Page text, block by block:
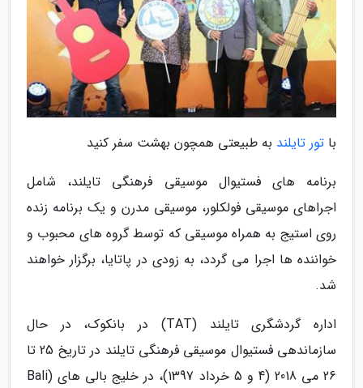
با تور تایلند به طبیعتی همچون بهشت سفر کنید
برنامه های فستیوال موسیقی فرهنگی تایلند، شامل
اجراهای موسیقی فولکلور، موسیقی مدرن و یک برنامه زنده
روی استیج به همراه موسیقی که توسط گروه های محبوب و
خواننده ها اجرا می گردد، به زودی در پاتایا، برگزار خواهند
شد.
اداره گردشگری تایلند (TAT) در بانکوک، در حال
سازماندهی فستیوال موسیقی فرهنگی تایلند در تاریخ 25 تا
26 می 2018 (4 و 5 خرداد 1397)، در خلیج بالی های (Bali